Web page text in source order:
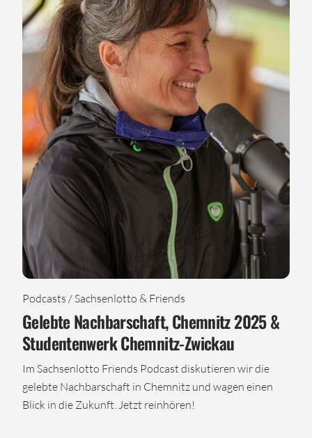
Podcasts / Sachsenlotto & Friends
Gelebte Nachbarschaft, Chemnitz 2025 &
Studentenwerk Chemnitz-Zwickau
Im Sachsenlotto Friends Podcast diskutieren wir die
gelebte Nachbarschaft in Chemnitz und wagen einen
Blick in die Zukunft. Jetzt reinhören!